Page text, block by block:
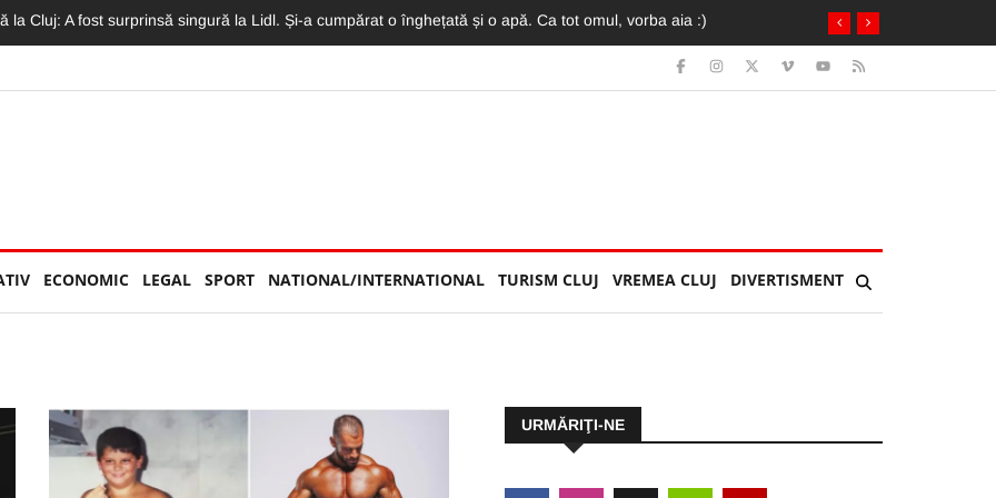
Concertul Lewis Capaldi, arhiplin. Accesul a fost restricționat
ECONOMIC LEGAL SPORT NATIONAL/INTERNATIONAL TURISM CLUJ VREMEA CLUJ DIVERTISMENT
URMĂRIŢI-NE